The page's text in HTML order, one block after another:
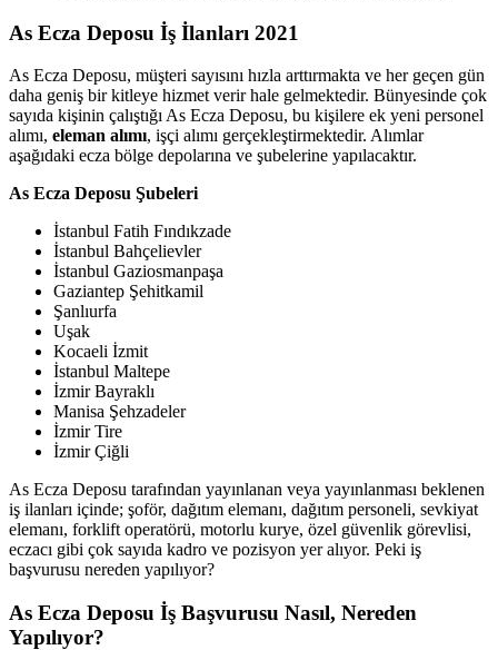
As Ecza Deposu İş İlanları 2021
As Ecza Deposu, müşteri sayısını hızla arttırmakta ve her geçen gün
daha geniş bir kitleye hizmet verir hale gelmektedir. Bünyesinde çok
sayıda kişinin çalıştığı As Ecza Deposu, bu kişilere ek yeni personel
alımı, eleman alımı, işçi alımı gerçekleştirmektedir. Alımlar
aşağıdaki ecza bölge depolarına ve şubelerine yapılacaktır.
As Ecza Deposu Şubeleri
İstanbul Fatih Fındıkzade
İstanbul Bahçelievler
İstanbul Gaziosmanpaşa
Gaziantep Şehitkamil
Şanlıurfa
Uşak
Kocaeli İzmit
İstanbul Maltepe
İzmir Bayraklı
Manisa Şehzadeler
İzmir Tire
İzmir Çiğli
As Ecza Deposu tarafından yayınlanan veya yayınlanması beklenen
iş ilanları içinde; şoför, dağıtım elemanı, dağıtım personeli, sevkiyat
elemanı, forklift operatörü, motorlu kurye, özel güvenlik görevlisi,
eczacı gibi çok sayıda kadro ve pozisyon yer alıyor. Peki iş
başvurusu nereden yapılıyor?
As Ecza Deposu İş Başvurusu Nasıl, Nereden
Yapılıyor?